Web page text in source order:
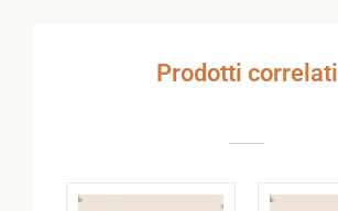
Prodotti correlati